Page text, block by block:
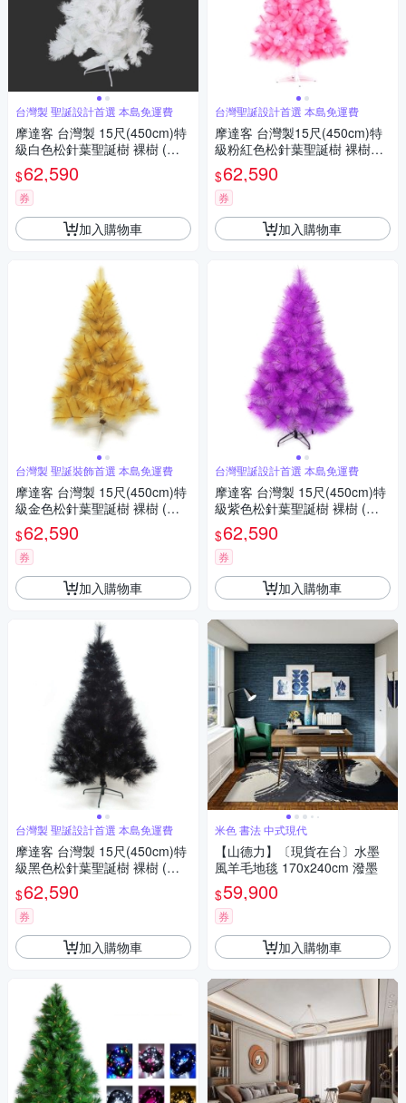
台灣製 聖誕設計首選 本島免運費
摩達客 台灣製 15尺(450cm)特
級白色松針葉聖誕樹 裸樹 (不
含飾品不含燈) 本島免運費
$62,590
券
加入購物車
台灣製 聖誕裝飾首選 本島免運費
摩達客 台灣製 15尺(450cm)特
級金色松針葉聖誕樹 裸樹 (不
含飾品不含燈) 本島免運費
$62,590
券
加入購物車
台灣製 聖誕設計首選 本島免運費
摩達客 台灣製 15尺(450cm)特
級黑色松針葉聖誕樹 裸樹 (不
含飾品不含燈) 本島免運費
$62,590
券
加入購物車
台灣聖誕設計首選 本島免運費
摩達客 台灣製15尺(450cm)特
級粉紅色松針葉聖誕樹 裸樹
(不含飾品不含燈) 本島免運費
$62,590
券
加入購物車
台灣聖誕設計首選 本島免運費
摩達客 台灣製 15尺(450cm)特
級紫色松針葉聖誕樹 裸樹 (不
含飾品不含燈) 本島免運費
$62,590
券
加入購物車
米色 書法 中式現代
【山德力】〔現貨在台〕水墨
風羊毛地毯 170x240cm 潑墨
$59,900
券
加入購物車